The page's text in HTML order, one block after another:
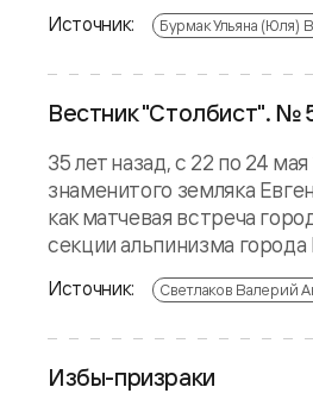
Источник: Бурмак Ульяна (Юля)
Вестник "Столбист". №
35 лет назад, с 22 по 24
знаменитого земляка
как матчевая встреча
секции альпинизма города
Источник: Светлаков Валерий
Избы-призраки